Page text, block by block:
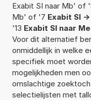
Exabit SI naar Mb' of
Mb' of '7 Exabit SI -
'13 Exabit SI naar
Voor dit alternatief
onmiddellijk in welke
specifiek moet
mogelijkheden men
omslachtige
selectielijsten met